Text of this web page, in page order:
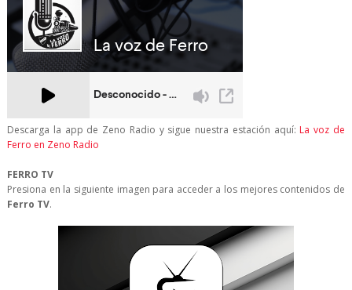
Descarga la app de Zeno Radio y sigue nuestra estación aquí: La voz de
Ferro en Zeno Radio
FERRO TV
Presiona en la siguiente imagen para acceder a los mejores contenidos de
Ferro TV.